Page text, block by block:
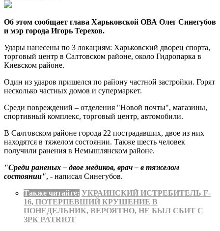
Об этом сообщает глава Харьковской ОВА Олег Синегубов
и мэр города Игорь Терехов.
Удары нанесены по 3 локациям: Харьковский дворец спорта,
торговый центр в Салтовском районе, около Гидропарка в
Киевском районе.
Один из ударов пришелся по району частной застройки. Горят
несколько частных домов и супермаркет.
Среди повреждений – отделения "Новой почты", магазины,
спортивный комплекс, торговый центр, автомобили.
В Салтовском районе города 22 пострадавших, двое из них
находятся в тяжелом состоянии. Также шесть человек
получили ранения в Немышлянском районе.
"Среди раненых – двое медиков, врач – в тяжелом
состоянии", - написал Синегубов.
Также читайте: УКРАИНСКИЙ ИСТРЕБИТЕЛЬ F-
16, ПОТЕРПЕВШИЙ КРУШЕНИЕ В
ПОНЕДЕЛЬНИК, ВЕРОЯТНО, НЕ БЫЛ СБИТ С
ЗРК PATRIOT